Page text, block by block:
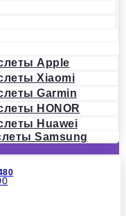
Apple
Xiaomi
Garmin
HONOR
Huawei
Samsung